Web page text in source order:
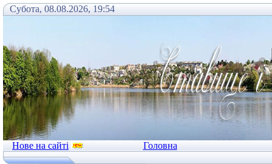
Субота, 08.08.2026, 19:54
Нове на сайті Головна